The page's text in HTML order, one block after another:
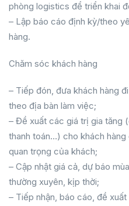
phòng logistics để triển khai
– Lập báo cáo định kỳ/theo
hàng.
Chăm sóc khách hàng
– Tiếp đón, đưa khách hàng
theo địa bàn làm việc;
– Đề xuất các giá trị gia tăng
thanh toán…) cho khách
quan trọng của khách;
– Cập nhật giá cả, dự báo
thường xuyên, kịp thời;
– Tiếp nhận, báo cáo, đề